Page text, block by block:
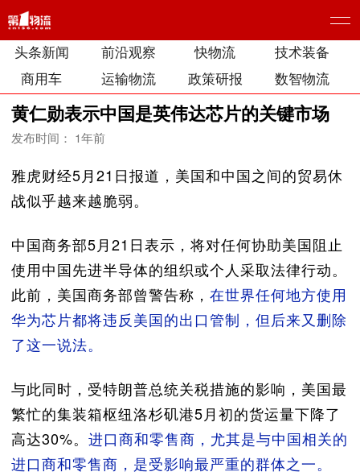
头条新闻 前沿观察 快物流
技术装备
商用车
运输物流 政策研报 数智物流
黄仁勋表示中国是英伟达芯片的关键市场
发布时间： 1年前
雅虎财经5月21日报道，美国和中国之间的贸易休
战似乎越来越脆弱。
中国商务部5月21日表示，将对任何协助美国阻止
使用中国先进半导体的组织或个人采取法律行动。
此前，美国商务部曾警告称， 在世界任何地方使用
华为芯片都将违反美国的出口管制，但后来又删除
了这一说法。
与此同时，受特朗普总统关税措施的影响，美国最
繁忙的集装箱枢纽洛杉矶港5月初的货运量下降了
高达30%。 进口商和零售商，尤其是与中国相关的
进口商和零售商，是受影响最严重的群体之一。